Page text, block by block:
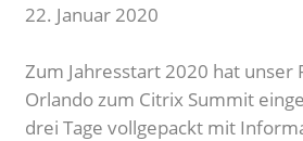
22. Januar 2020
Zum Jahresstart 2020 hat unser
Orlando zum Citrix Summit
drei Tage vollgepackt mit